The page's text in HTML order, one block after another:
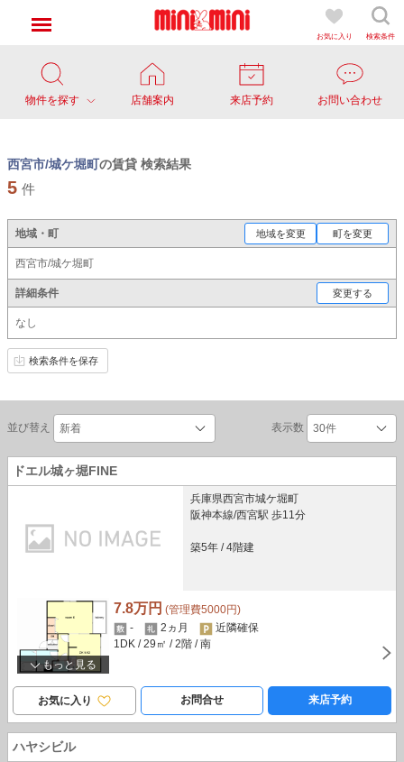
お気に入り 検索条件
物件を探す 店舗案内 来店予約 お問い合わせ
西宮市/城ケ堀町の賃貸 検索結果
5 件
地域・町 地域を変更 町を変更
西宮市/城ケ堀町
詳細条件 変更する
なし
検索条件を保存
並び替え 表示数
ドエル城ヶ堀FINE
兵庫県西宮市城ケ堀町
阪神本線/西宮駅 歩11分
築5年 / 4階建
もっと見る
7.8万円 (管理費5000円)
-
2ヵ月
近隣確保
1DK / 29㎡ / 2階 / 南
お気に入り お問合せ 来店予約
ハヤシビル